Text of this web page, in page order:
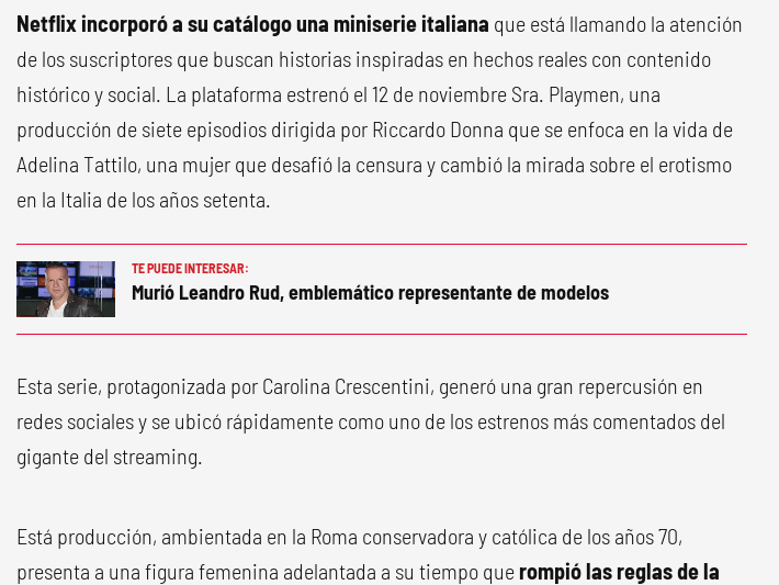
Netflix incorporó a su catálogo una miniserie italiana que está llamando la atención
de los suscriptores que buscan historias inspiradas en hechos reales con contenido
histórico y social. La plataforma estrenó el 12 de noviembre Sra. Playmen, una
producción de siete episodios dirigida por Riccardo Donna que se enfoca en la vida de
Adelina Tattilo, una mujer que desafió la censura y cambió la mirada sobre el erotismo
en la Italia de los años setenta.
TE PUEDE INTERESAR:
Murió Leandro Rud, emblemático representante de modelos
Esta serie, protagonizada por Carolina Crescentini, generó una gran repercusión en
redes sociales y se ubicó rápidamente como uno de los estrenos más comentados del
gigante del streaming.
Está producción, ambientada en la Roma conservadora y católica de los años 70,
presenta a una figura femenina adelantada a su tiempo que rompió las reglas de la